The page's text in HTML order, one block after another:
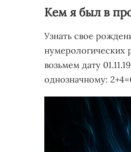
Кем я был в
Узнать свое
нумерологических
возьмем дату
однозначному: